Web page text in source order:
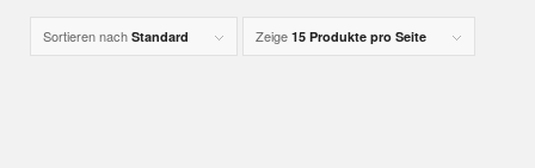
Sortieren nach Standard Zeige 15 Produkte pro Seite